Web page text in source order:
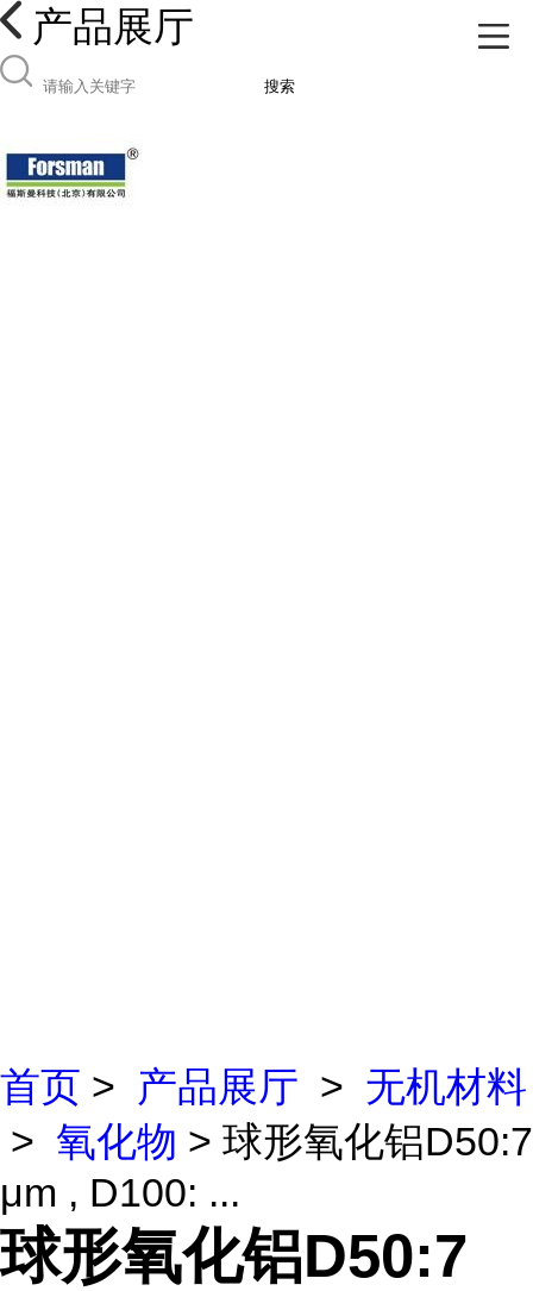
产品展厅
搜索
首页 > 产品展厅 > 无机材料
> 氧化物 > 球形氧化铝D50:7
μm , D100: ...
球形氧化铝D50:7